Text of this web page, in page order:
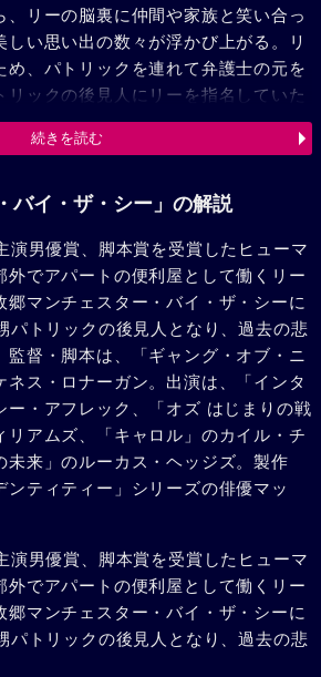
、リーの脳裏に仲間や家族と笑い合っ
い思い出の数々が浮かび上がる。リ
め、パトリックを連れて弁護士の元を
リックの後見人にリーを指名していた
句する。弁護士は遺言の内容をリーが
きつつ、この町に移り住んでほしいと
悲劇と向き合わなくてはならなくな
？ リーはこの町で、パトリックと共
すことができるのだろうか？
続きを読む
バイ・ザ・シー」の解説
演男優賞、脚本賞を受賞したヒューマ
外でアパートの便利屋として働くリー
郷マンチェスター・バイ・ザ・シーに
パトリックの後見人となり、過去の悲
監督・脚本は、「ギャング・オブ・ニ
ネス・ロナーガン。出演は、「インタ
ー・アフレック、「オズ はじまりの戦
リアムズ、「キャロル」のカイル・チ
未来」のルーカス・ヘッジズ。製作
ンティティー」シリーズの俳優マッ
演男優賞、脚本賞を受賞したヒューマ
外でアパートの便利屋として働くリー
郷マンチェスター・バイ・ザ・シーに
パトリックの後見人となり、過去の悲